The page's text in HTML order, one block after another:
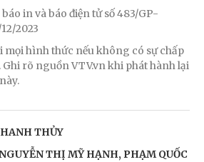
in và báo điện tử số 483/GP-
2023
mọi hình thức nếu không có sự chấp
rõ nguồn VTV.vn khi phát hành lại
THỦY
THỊ MỸ HẠNH, PHẠM QUỐC